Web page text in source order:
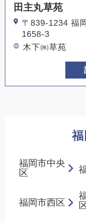
田主丸草苑
〒839-1234 福
1658-3
木下㈱草苑
福岡市中央
区
福岡市西区
区